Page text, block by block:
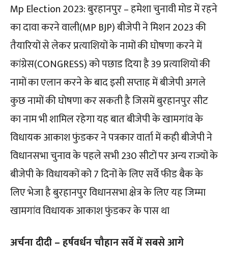
Mp Election 2023: बुरहानपुर – हमेशा चुनावी मोड में रहने
का दावा करने वाली(MP BJP) बीजेपी ने मिशन 2023 की
तैयारियों से लेकर प्रत्याशियों के नामों की घोषणा करने में
कांग्रेस(CONGRESS) को पछाड दिया है 39 प्रत्याशियों की
नामों का एलान करने के बाद इसी सप्ताह में बीजेपी अगले
कुछ नामों की घोषणा कर सकती है जिसमें बुरहानपुर सीट
का नाम भी शामिल रहेगा यह बात बीजेपी के खामगांव के
विधायक आकाश फुंडकर ने पत्रकार वार्ता में कही बीजेपी ने
विधानसभा चुनाव के पहले सभी 230 सीटों पर अन्य राज्यों के
बीजेपी के विधायकों को 7 दिनों के लिए सर्वे फीड बैक के
लिए भेजा है बुरहानपुर विधानसभा क्षेत्र के लिए यह जिम्मा
खामगांव विधायक आकाश फुंडकर के पास था
अर्चना दीदी – हर्षवर्धन चौहान सर्वे में सबसे आगे